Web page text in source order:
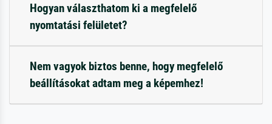
Hogyan választhatom ki a megfelelő
nyomtatási felületet?
Nem vagyok biztos benne, hogy megfelelő
beállításokat adtam meg a képemhez!